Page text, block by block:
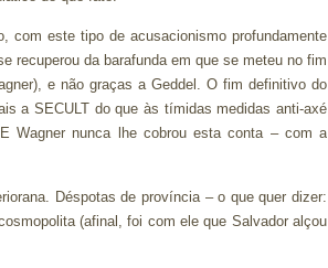
com este tipo de acusacionismo profundamente
recuperou da barafunda em que se meteu no fim
e não graças a Geddel. O fim definitivo do
a SECULT do que às tímidas medidas anti-axé
Wagner nunca lhe cobrou esta conta – com a
Déspotas de província – o que quer dizer:
(afinal, foi com ele que Salvador alçou